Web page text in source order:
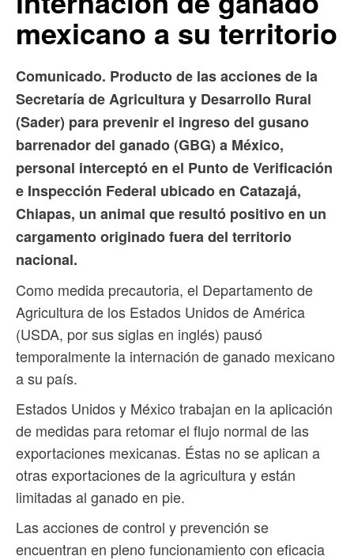
mexicano a su territorio
Comunicado. Producto de las acciones de la
Secretaría de Agricultura y Desarrollo Rural
(Sader) para prevenir el ingreso del gusano
barrenador del ganado (GBG) a México,
personal interceptó en el Punto de Verificación
e Inspección Federal ubicado en Catazajá,
Chiapas, un animal que resultó positivo en un
cargamento originado fuera del territorio
nacional.
Como medida precautoria, el Departamento de
Agricultura de los Estados Unidos de América
(USDA, por sus siglas en inglés) pausó
temporalmente la internación de ganado mexicano
a su país.
Estados Unidos y México trabajan en la aplicación
de medidas para retomar el flujo normal de las
exportaciones mexicanas. Éstas no se aplican a
otras exportaciones de la agricultura y están
limitadas al ganado en pie.
Las acciones de control y prevención se
encuentran en pleno funcionamiento con eficacia